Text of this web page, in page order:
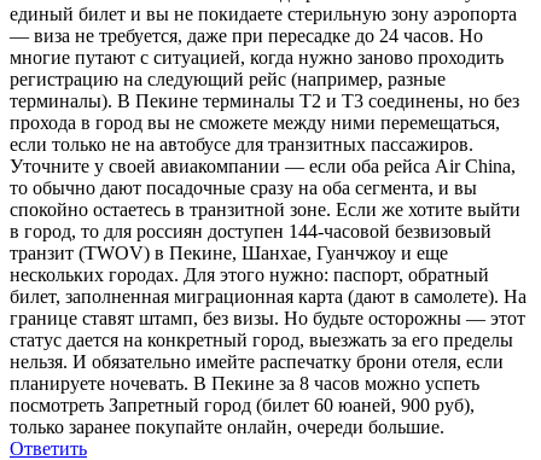
единый билет и вы не покидаете стерильную зону аэропорта
— виза не требуется, даже при пересадке до 24 часов. Но
многие путают с ситуацией, когда нужно заново проходить
регистрацию на следующий рейс (например, разные
терминалы). В Пекине терминалы T2 и T3 соединены, но без
прохода в город вы не сможете между ними перемещаться,
если только не на автобусе для транзитных пассажиров.
Уточните у своей авиакомпании — если оба рейса Air China,
то обычно дают посадочные сразу на оба сегмента, и вы
спокойно остаетесь в транзитной зоне. Если же хотите выйти
в город, то для россиян доступен 144-часовой безвизовый
транзит (TWOV) в Пекине, Шанхае, Гуанчжоу и еще
нескольких городах. Для этого нужно: паспорт, обратный
билет, заполненная миграционная карта (дают в самолете). На
границе ставят штамп, без визы. Но будьте осторожны — этот
статус дается на конкретный город, выезжать за его пределы
нельзя. И обязательно имейте распечатку брони отеля, если
планируете ночевать. В Пекине за 8 часов можно успеть
посмотреть Запретный город (билет 60 юаней, 900 руб),
только заранее покупайте онлайн, очереди большие.
Ответить